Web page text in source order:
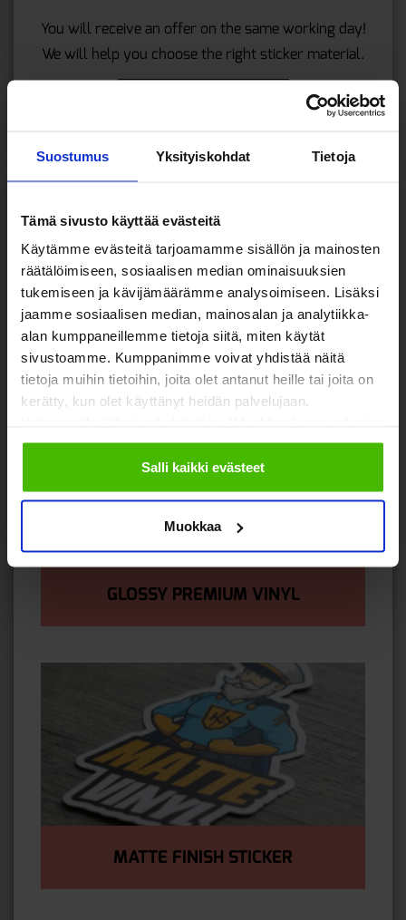
Suostumus Yksityiskohdat Tietoja
Tämä sivusto käyttää evästeitä
Käytämme evästeitä tarjoamamme sisällön ja mainosten
räätälöimiseen, sosiaalisen median ominaisuuksien
tukemiseen ja kävijämäärämme analysoimiseen. Lisäksi
jaamme sosiaalisen median, mainosalan ja analytiikka-
alan kumppaneillemme tietoja siitä, miten käytät
sivustoamme. Kumppanimme voivat yhdistää näitä
tietoja muihin tietoihin, joita olet antanut heille tai joita on
kerätty, kun olet käyttänyt heidän palvelujaan.
sallimiisi evästeisiin.
Salli kaikki evästeet
Muokkaa
You will receive an offer on the same working day!
We will help you choose the right sticker material.
OUR MOST POPULAR
MATERIALS
We also offer a variety of specialty materials, such as
brushed aluminum,tattoostickers andnon-
permanentoptions.
GLOSSY PREMIUM VINYL
MATTE FINISH STICKER